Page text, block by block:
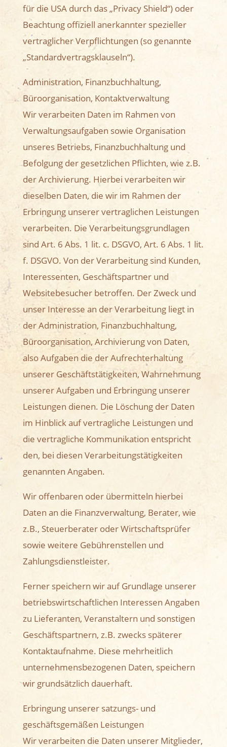
für die USA durch das „Privacy Shield“) oder
Beachtung offiziell anerkannter spezieller
vertraglicher Verpflichtungen (so genannte
„Standardvertragsklauseln“).
Administration, Finanzbuchhaltung,
Büroorganisation, Kontaktverwaltung
Wir verarbeiten Daten im Rahmen von
Verwaltungsaufgaben sowie Organisation
unseres Betriebs, Finanzbuchhaltung und
Befolgung der gesetzlichen Pflichten, wie z.B.
der Archivierung. Hierbei verarbeiten wir
dieselben Daten, die wir im Rahmen der
Erbringung unserer vertraglichen Leistungen
verarbeiten. Die Verarbeitungsgrundlagen
sind Art. 6 Abs. 1 lit. c. DSGVO, Art. 6 Abs. 1 lit.
f. DSGVO. Von der Verarbeitung sind Kunden,
Interessenten, Geschäftspartner und
Websitebesucher betroffen. Der Zweck und
unser Interesse an der Verarbeitung liegt in
der Administration, Finanzbuchhaltung,
Büroorganisation, Archivierung von Daten,
also Aufgaben die der Aufrechterhaltung
unserer Geschäftstätigkeiten, Wahrnehmung
unserer Aufgaben und Erbringung unserer
Leistungen dienen. Die Löschung der Daten
im Hinblick auf vertragliche Leistungen und
die vertragliche Kommunikation entspricht
den, bei diesen Verarbeitungstätigkeiten
genannten Angaben.
Wir offenbaren oder übermitteln hierbei
Daten an die Finanzverwaltung, Berater, wie
z.B., Steuerberater oder Wirtschaftsprüfer
sowie weitere Gebührenstellen und
Zahlungsdienstleister.
Ferner speichern wir auf Grundlage unserer
betriebswirtschaftlichen Interessen Angaben
zu Lieferanten, Veranstaltern und sonstigen
Geschäftspartnern, z.B. zwecks späterer
Kontaktaufnahme. Diese mehrheitlich
unternehmensbezogenen Daten, speichern
wir grundsätzlich dauerhaft.
Erbringung unserer satzungs- und
geschäftsgemäßen Leistungen
Wir verarbeiten die Daten unserer Mitglieder,